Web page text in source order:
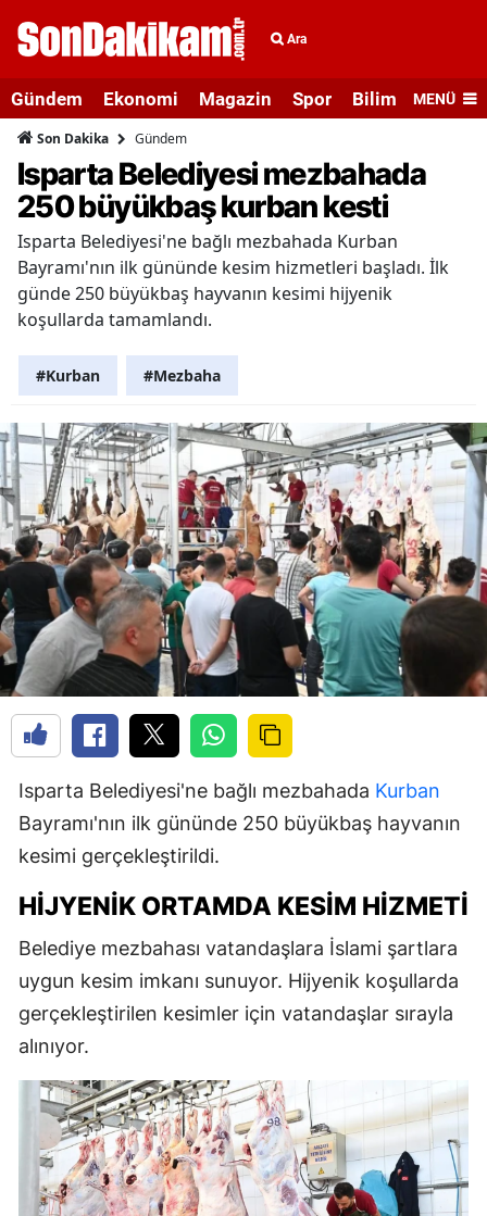
Ara
Gündem Ekonomi Magazin Spor Bilim veMENÜ
Son Dakika Gündem
Isparta Belediyesi mezbahada
250 büyükbaş kurban kesti
Isparta Belediyesi'ne bağlı mezbahada Kurban
Bayramı'nın ilk gününde kesim hizmetleri başladı. İlk
günde 250 büyükbaş hayvanın kesimi hijyenik
koşullarda tamamlandı.
#Kurban #Mezbaha
Isparta Belediyesi'ne bağlı mezbahada Kurban
Bayramı'nın ilk gününde 250 büyükbaş hayvanın
kesimi gerçekleştirildi.
HIJYENIK ORTAMDA KESIM HIZMETI
Belediye mezbahası vatandaşlara İslami şartlara
uygun kesim imkanı sunuyor. Hijyenik koşullarda
gerçekleştirilen kesimler için vatandaşlar sırayla
alınıyor.